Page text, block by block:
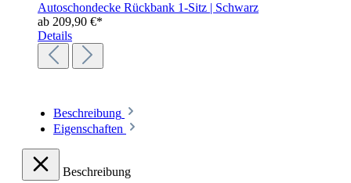
Autoschondecke Rückbank 1-Sitz | Schwarz
ab 209,90 €*
Details
Beschreibung
Eigenschaften
Beschreibung